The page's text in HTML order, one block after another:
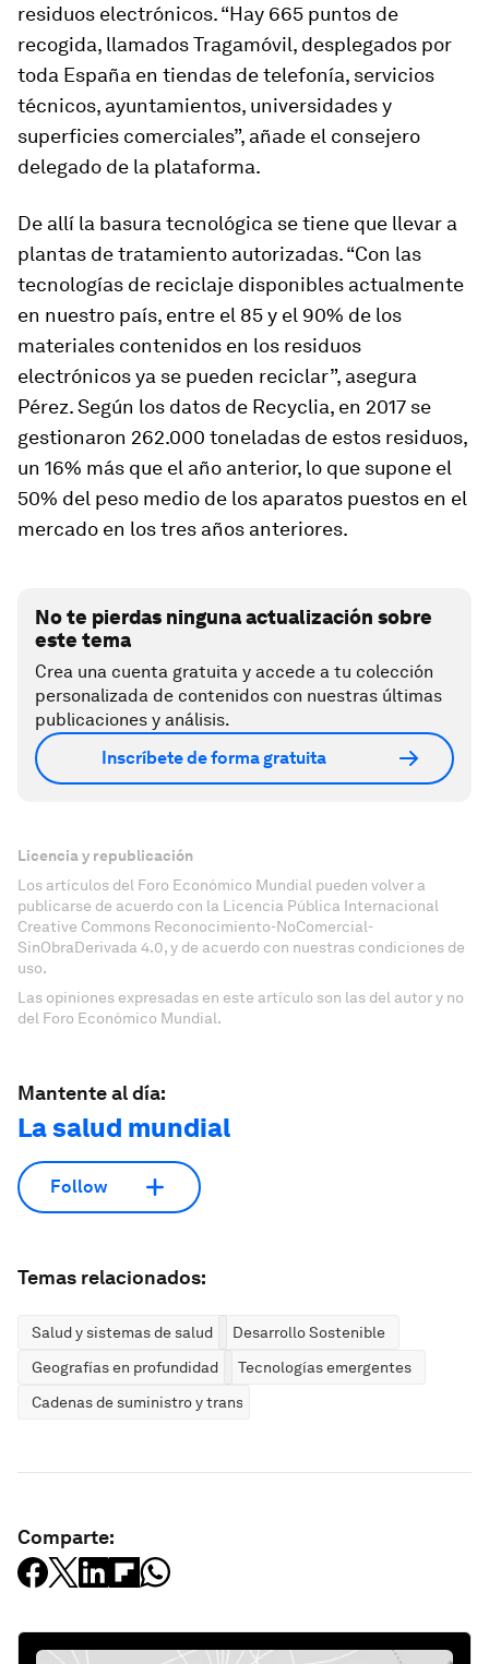
residuos electrónicos. “Hay 665 puntos de
recogida, llamados Tragamóvil, desplegados por
toda España en tiendas de telefonía, servicios
técnicos, ayuntamientos, universidades y
superficies comerciales”, añade el consejero
delegado de la plataforma.
De allí la basura tecnológica se tiene que llevar a
plantas de tratamiento autorizadas. “Con las
tecnologías de reciclaje disponibles actualmente
en nuestro país, entre el 85 y el 90% de los
materiales contenidos en los residuos
electrónicos ya se pueden reciclar”, asegura
Pérez. Según los datos de Recyclia, en 2017 se
gestionaron 262.000 toneladas de estos residuos,
un 16% más que el año anterior, lo que supone el
50% del peso medio de los aparatos puestos en el
mercado en los tres años anteriores.
No te pierdas ninguna actualización sobre
este tema
Crea una cuenta gratuita y accede a tu colección
personalizada de contenidos con nuestras últimas
publicaciones y análisis.
Inscríbete de forma gratuita
Licencia y republicación
Los artículos del Foro Económico Mundial pueden volver a
publicarse de acuerdo con la Licencia Pública Internacional
Creative Commons Reconocimiento-NoComercial-
SinObraDerivada 4.0, y de acuerdo con nuestras condiciones de
uso.
Las opiniones expresadas en este artículo son las del autor y no
del Foro Económico Mundial.
Mantente al día:
La salud mundial
Follow
Temas relacionados:
Salud y sistemas de salud
Desarrollo Sostenible
Geografías en profundidad
Tecnologías emergentes
Cadenas de suministro y transporte
Comparte: